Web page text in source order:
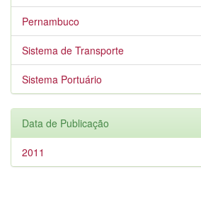
Pernambuco
Sistema de Transporte
Sistema Portuário
Data de Publicação
2011